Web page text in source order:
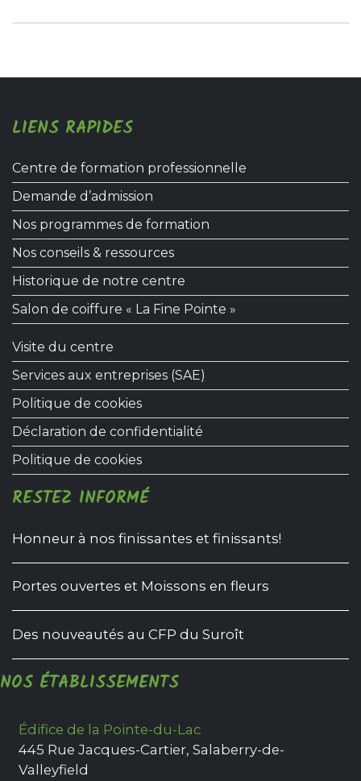
LIENS RAPIDES
Centre de formation professionnelle
Demande d’admission
Nos programmes de formation
Nos conseils & ressources
Historique de notre centre
Salon de coiffure « La Fine Pointe »
Visite du centre
Services aux entreprises (SAE)
Politique de cookies
Déclaration de confidentialité
Politique de cookies
RESTEZ INFORMÉ
Honneur à nos finissantes et finissants!
Portes ouvertes et Moissons en fleurs
Des nouveautés au CFP du Suroît
NOS ÉTABLISSEMENTS
Édifice de la Pointe-du-Lac
445 Rue Jacques-Cartier,Salaberry-de-
Valleyfield